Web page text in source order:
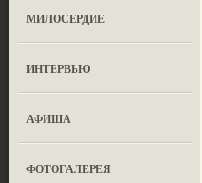
МИЛОСЕРДИЕ
ИНТЕРВЬЮ
АФИША
ФОТОГАЛЕРЕЯ